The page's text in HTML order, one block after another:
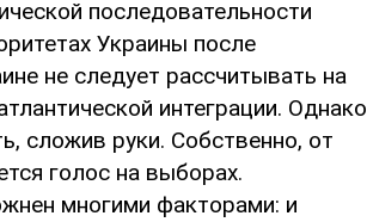
последовательности
Украины после
не следует рассчитывать на
интеграции. Однако
сложив руки. Собственно, от
голос на выборах.
многими факторами: и